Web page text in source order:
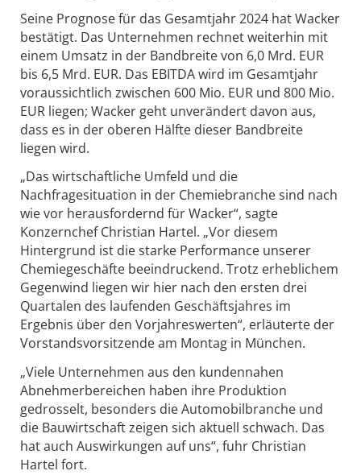
Seine Prognose für das Gesamtjahr 2024 hat Wacker
bestätigt. Das Unternehmen rechnet weiterhin mit
einem Umsatz in der Bandbreite von 6,0 Mrd. EUR
bis 6,5 Mrd. EUR. Das EBITDA wird im Gesamtjahr
voraussichtlich zwischen 600 Mio. EUR und 800 Mio.
EUR liegen; Wacker geht unverändert davon aus,
dass es in der oberen Hälfte dieser Bandbreite
liegen wird.
„Das wirtschaftliche Umfeld und die
Nachfragesituation in der Chemiebranche sind nach
wie vor herausfordernd für Wacker“, sagte
Konzernchef Christian Hartel. „Vor diesem
Hintergrund ist die starke Performance unserer
Chemiegeschäfte beeindruckend. Trotz erheblichem
Gegenwind liegen wir hier nach den ersten drei
Quartalen des laufenden Geschäftsjahres im
Ergebnis über den Vorjahreswerten“, erläuterte der
Vorstandsvorsitzende am Montag in München.
„Viele Unternehmen aus den kundennahen
Abnehmerbereichen haben ihre Produktion
gedrosselt, besonders die Automobilbranche und
die Bauwirtschaft zeigen sich aktuell schwach. Das
hat auch Auswirkungen auf uns“, fuhr Christian
Hartel fort.